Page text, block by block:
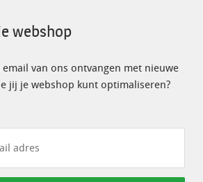
webshop
van ons ontvangen met nieuwe
jij je webshop kunt optimaliseren?